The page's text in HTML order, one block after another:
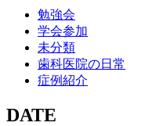
勉強会
学会参加
未分類
歯科医院の日常
症例紹介
DATE